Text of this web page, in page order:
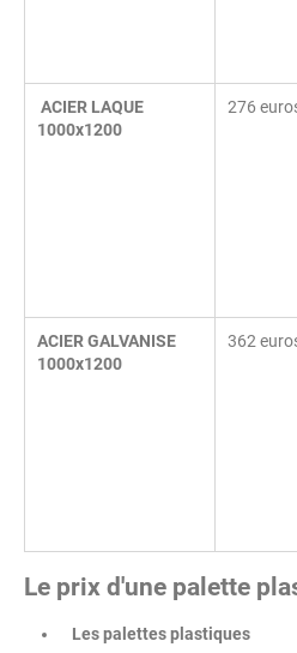
ACIER LAQUE
1000x1200
276
ACIER GALVANISE
1000x1200
362
Le prix d'une palette
Les palettes plastiques